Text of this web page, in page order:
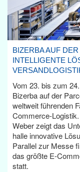
BIZERBA AUF
INTELLIGENTE
Vom 23. bis zum
Bizerba auf der
weltweit führenden
Commerce-
Weber zeigt das
halle innovative
Parallel zur Messe
das größte E-
statt.